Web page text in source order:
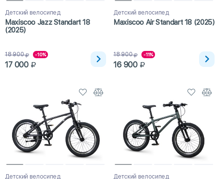
Детский велосипед
Maxiscoo Jazz Standart 18
(2025)
18 900 -10%
17 000
Детский велосипед
Maxiscoo Air Standart 18 (2025)
18 900 -11%
16 900
Детский велосипед Детский велосипед